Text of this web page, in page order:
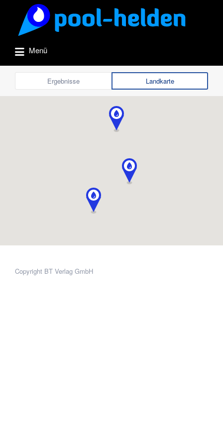
Suchen
nach:
Menü
Ergebnisse Landkarte
Copyright BT Verlag GmbH